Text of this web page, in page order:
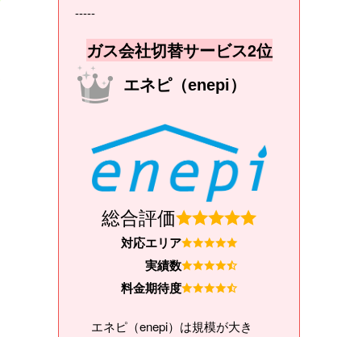
-----
ガス会社切替サービス2位
エネピ（enepi）
総合評価
対応エリア
実績数
料金期待度
エネピ（enepi）は規模が大き